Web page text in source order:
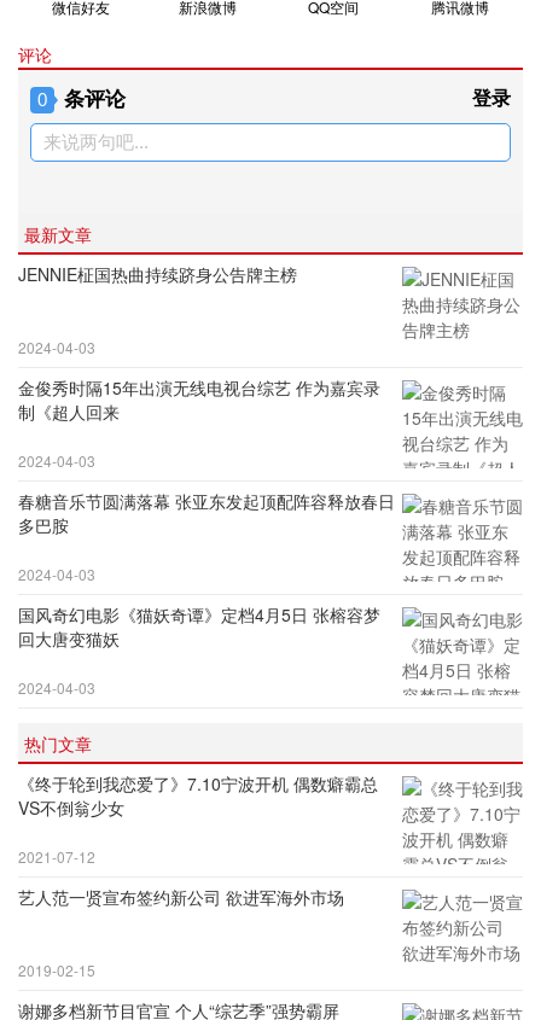
微信好友 新浪微博 QQ空间 腾讯微博
评论
0 条评论 登录
来说两句吧...
最新文章
JENNIE柾国热曲持续跻身公告牌主榜
2024-04-03
金俊秀时隔15年出演无线电视台综艺 作为嘉宾录
制《超人回来
2024-04-03
春糖音乐节圆满落幕 张亚东发起顶配阵容释放春日
多巴胺
2024-04-03
国风奇幻电影《猫妖奇谭》定档4月5日 张榕容梦
回大唐变猫妖
2024-04-03
热门文章
《终于轮到我恋爱了》7.10宁波开机 偶数癖霸总
VS不倒翁少女
2021-07-12
艺人范一贤宣布签约新公司 欲进军海外市场
2019-02-15
谢娜多档新节目官宣 个人“综艺季”强势霸屏